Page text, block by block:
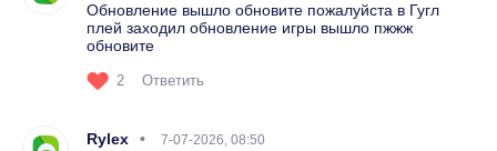
Обновление вышло обновите пожалуйста в Гугл
плей заходил обновление игры вышло пжжж
обновите
2 Ответить
Rylex 7-07-2026, 08:50